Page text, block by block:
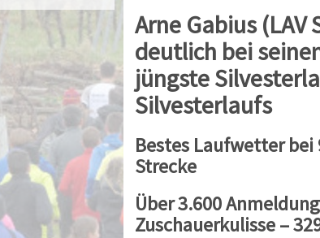
Arne Gabius
deutlich bei
jüngste
Silvesterlaufs
Bestes Laufwetter bei
Strecke
Über 3.600
Zuschauerkulisse –